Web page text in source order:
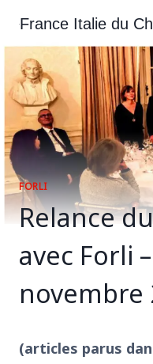
contenu
France Italie du
FORLI
Relance
avec Forli
novembre
(articles parus